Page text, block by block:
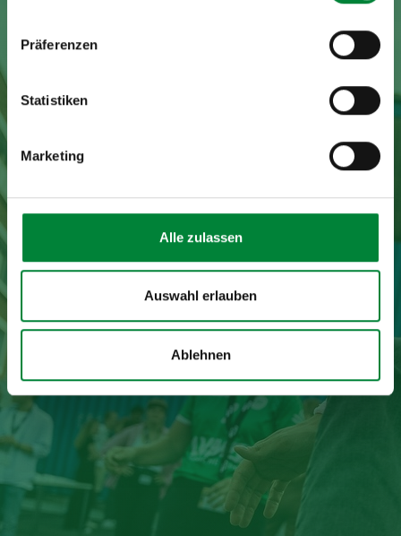
Präferenzen
Statistiken
Marketing
Alle zulassen
Auswahl erlauben
Ablehnen